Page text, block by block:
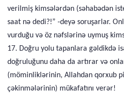
verilmiş kimsələrdən (səhabədən
saat nə dedi?!” -deyə soruşarlar.
vurduğu və öz nəfslərinə uymuş
17. Doğru yolu tapanlara gəldikdə
doğruluğunu daha da artırar və
(möminliklərinin, Allahdan qorxub
çəkinmələrinin) mükafatını verər!